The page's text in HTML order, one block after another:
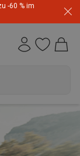
-60 % im